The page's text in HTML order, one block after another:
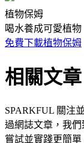
植物保姆
喝水養成可愛植物
免費下載植物保姆
相關文章
SPARKFUL 關注
過網誌文章，我
嘗試並實踐更簡